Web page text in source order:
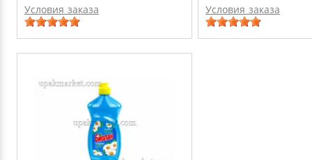
Условия заказа Условия заказа